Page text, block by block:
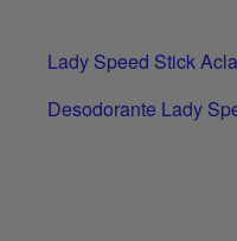
Lady Speed Stick
Desodorante Lady